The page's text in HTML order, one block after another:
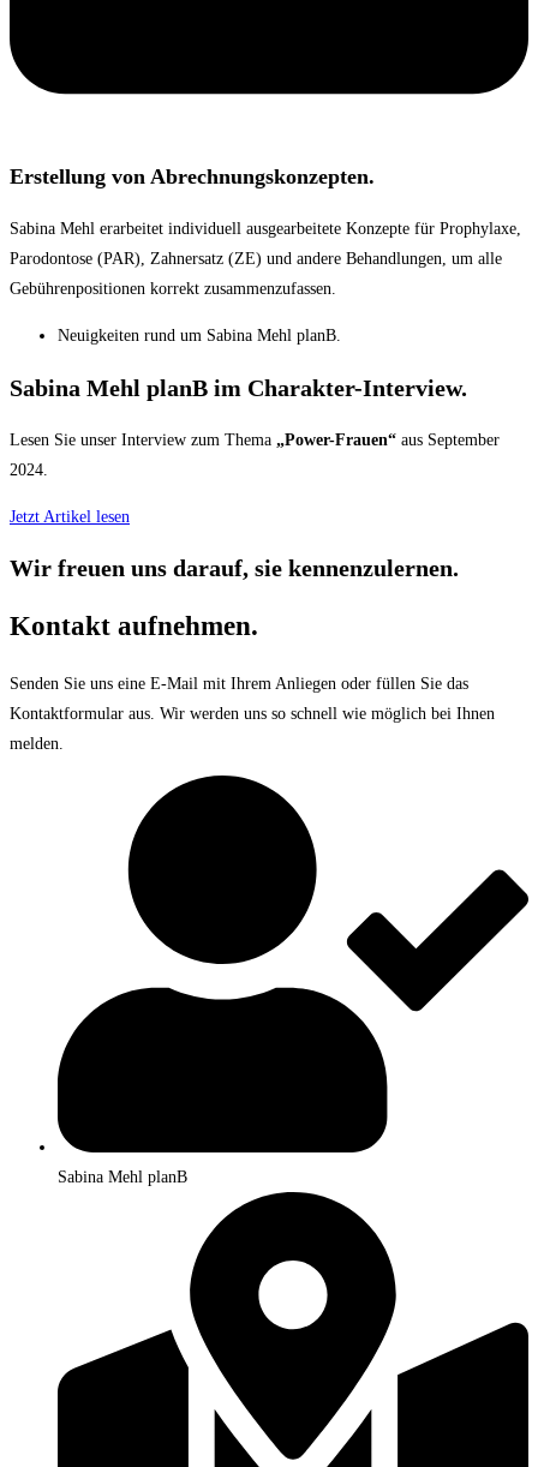
Erstellung von Abrechnungskonzepten.
Sabina Mehl erarbeitet individuell ausgearbeitete Konzepte für Prophylaxe,
Parodontose (PAR), Zahnersatz (ZE) und andere Behandlungen, um alle
Gebührenpositionen korrekt zusammenzufassen.
Neuigkeiten rund um Sabina Mehl planB.
Sabina Mehl planB im Charakter-Interview.
Lesen Sie unser Interview zum Thema „Power-Frauen“ aus September
2024.
Jetzt Artikel lesen
Wir freuen uns darauf, sie kennenzulernen.
Kontakt aufnehmen.
Senden Sie uns eine E-Mail mit Ihrem Anliegen oder füllen Sie das
Kontaktformular aus. Wir werden uns so schnell wie möglich bei Ihnen
melden.
Sabina Mehl planB